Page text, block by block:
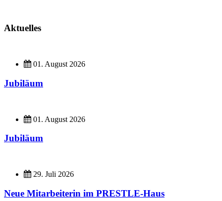
Aktuelles
01. August 2026
Jubiläum
01. August 2026
Jubiläum
29. Juli 2026
Neue Mitarbeiterin im PRESTLE-Haus